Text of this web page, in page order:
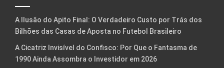
A Ilusão do Apito Final: O Verdadeiro Custo por Trás dos
Bilhões das Casas de Aposta no Futebol Brasileiro
A Cicatriz Invisível do Confisco: Por Que o Fantasma de
1990 Ainda Assombra o Investidor em 2026